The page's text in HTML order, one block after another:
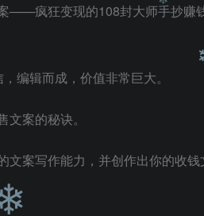
——疯狂变现的108封大师手抄赚
编辑而成，价值非常巨大。
案的秘诀。
案写作能力，并创作出你的收钱
❄